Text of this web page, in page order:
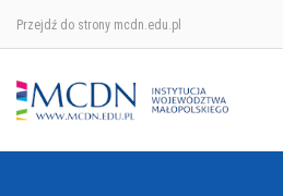
Przejdź do strony mcdn.edu.pl
Ośrodek w
Ośrodek w